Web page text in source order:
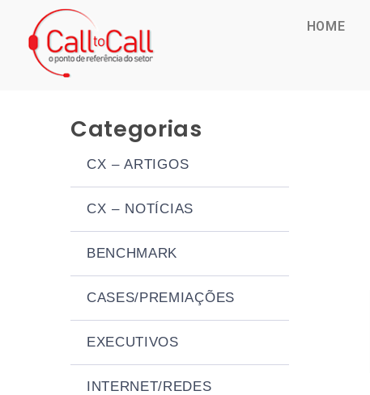
HOME
Categorias
CX – ARTIGOS
CX – NOTÍCIAS
BENCHMARK
CASES/PREMIAÇÕES
EXECUTIVOS
INTERNET/REDES